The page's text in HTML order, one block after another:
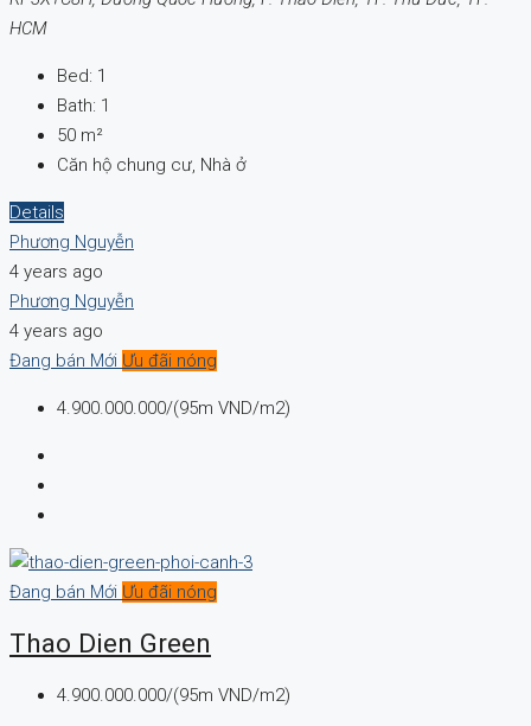
HCM
Bed: 1
Bath: 1
50 m²
Căn hộ chung cư, Nhà ở
Details
Phương Nguyễn
4 years ago
Phương Nguyễn
4 years ago
Đang bán Mới Ưu đãi nóng
4.900.000.000/(95m VND/m2)
Đang bán Mới Ưu đãi nóng
Thao Dien Green
4.900.000.000/(95m VND/m2)